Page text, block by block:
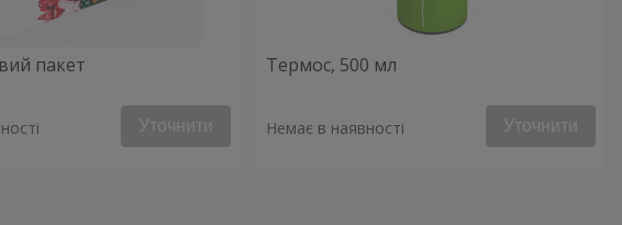
пакет
Уточнити
Термос, 500 мл
Немає в наявності Уточнити